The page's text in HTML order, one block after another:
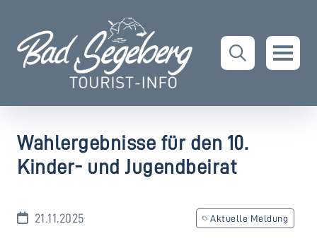
Wahlergebnisse für den 10.
Kinder- und Jugendbeirat
21.11.2025 Aktuelle Meldung